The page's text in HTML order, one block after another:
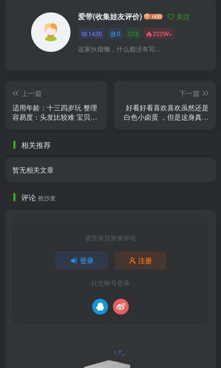
爱带(收集娃友评价) 关注
1420 0 3 222W+
这家伙很懒，什么都没有写...
上一篇
适用年龄：十三四岁玩 整理
容易度：头发比较难 宝贝特
下一篇
好看好看喜欢喜欢虽然还是
白色小卤蛋 ，但是这身真的
相关推荐
暂无相关文章
评论 抢沙发
请登录后发表评论
登录 注册
社交账号登录